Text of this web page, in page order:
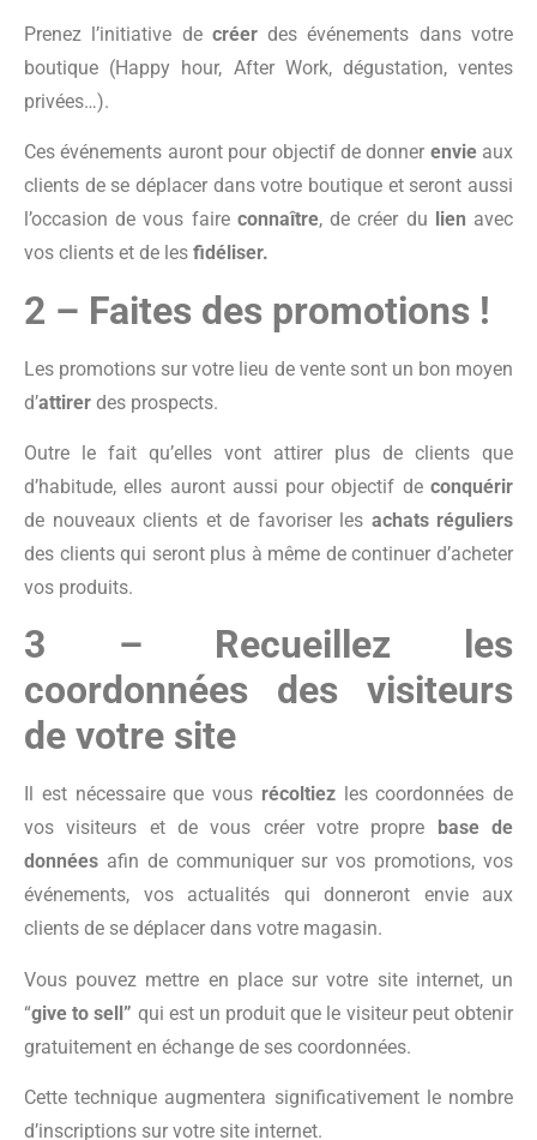
Prenez l’initiative de créerdes événements dans votre
boutique (Happy hour, After Work, dégustation, ventes
privées…).
Ces événements auront pour objectif de donner envieaux
clients de se déplacer dans votre boutique et seront aussi
l’occasion de vous faire connaître, de créer du lien avec
vos clients et de les fidéliser.
2 – Faites des promotions !
Les promotions sur votre lieu de vente sont un bon moyen
d’attirer des prospects.
Outre le fait qu’elles vont attirer plus de clients que
d’habitude, elles auront aussi pour objectif de conquérir
de nouveaux clients et de favoriser les achats réguliers
des clients qui seront plus à même de continuer d’acheter
vos produits.
3 – Recueillez les
coordonnées des visiteurs
de votre site
Il est nécessaire que vous récoltiezles coordonnées de
vos visiteurs et de vous créer votre propre
base de
données afin de communiquer sur vos promotions, vos
événements, vos actualités qui donneront envie aux
clients de se déplacer dans votre magasin.
Vous pouvez mettre en place sur votre site internet, un
“give to sell” qui est un produit que le visiteur peut obtenir
gratuitement en échange de ses coordonnées.
Cette technique augmentera significativement le nombre
d’inscriptions sur votre site internet.